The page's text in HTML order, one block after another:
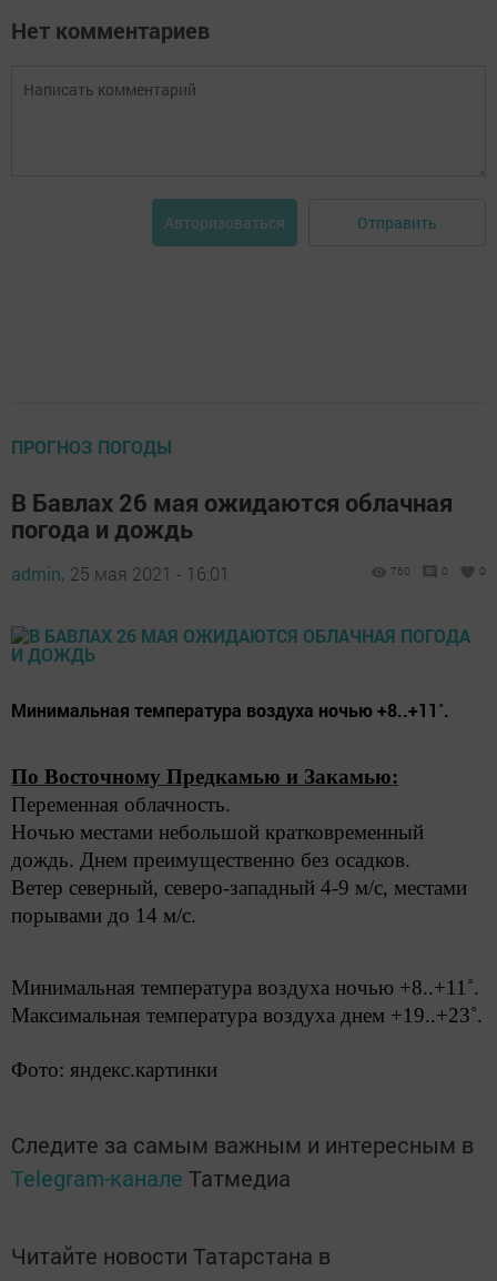
Нет комментариев
Авторизоваться Отправить
ПРОГНОЗ ПОГОДЫ
В Бавлах 26 мая ожидаются облачная
погода и дождь
admin, 25 мая 2021 - 16:01 760 0 0
Минимальная температура воздуха ночью +8..+11˚.
По Восточному Предкамью и Закамью:
Переменная облачность.
Ночью местами небольшой кратковременный
дождь. Днем преимущественно без осадков.
Ветер северный, северо-западный 4-9 м/с, местами
порывами до 14 м/с.
Минимальная температура воздуха ночью +8..+11˚.
Максимальная температура воздуха днем +19..+23˚.
Фото: яндекс.картинки
Следите за самым важным и интересным в
Telegram-канале Татмедиа
Читайте новости Татарстана в